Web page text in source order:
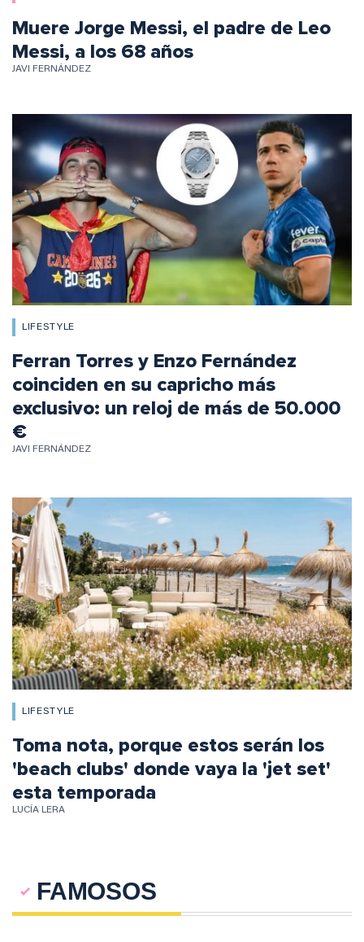
Muere Jorge Messi, el padre de Leo
Messi, a los 68 años
JAVI FERNÁNDEZ
LIFESTYLE
Ferran Torres y Enzo Fernández
coinciden en su capricho más
exclusivo: un reloj de más de 50.000
€
JAVI FERNÁNDEZ
LIFESTYLE
Toma nota, porque estos serán los
'beach clubs' donde vaya la 'jet set'
esta temporada
LUCÍA LERA
FAMOSOS